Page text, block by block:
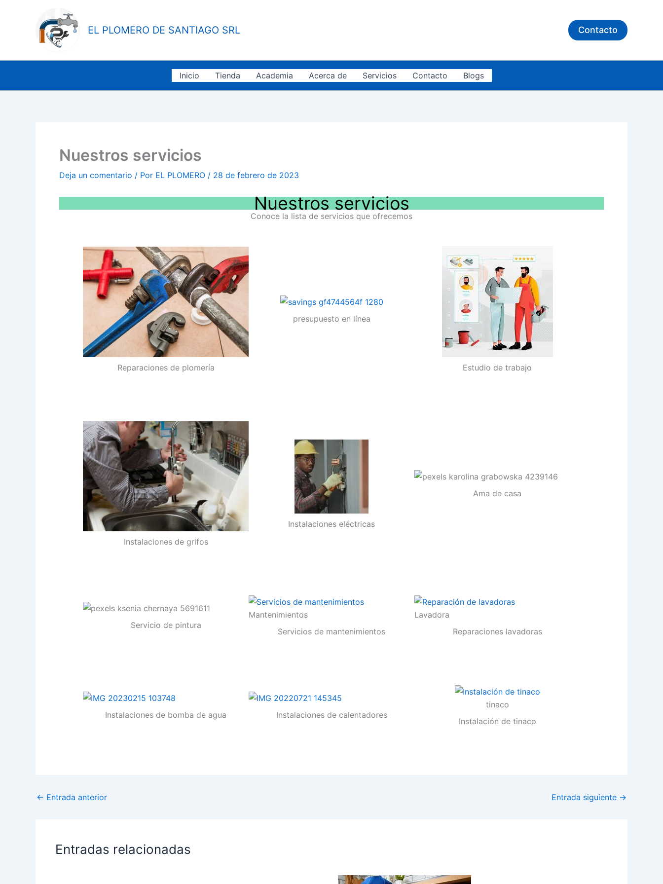
contenido
EL PLOMERO DE SANTIAGO SRL Contacto
Inicio Tienda Academia Acerca de Servicios Contacto Blogs
Nuestros servicios
Deja un comentario / Por EL PLOMERO / 28 de febrero de 2023
Nuestros servicios
Conoce la lista de servicios que ofrecemos
Reparaciones de plomería
presupuesto en línea
Estudio de trabajo
Instalaciones de grifos
Instalaciones eléctricas
Ama de casa
Servicio de pintura
Mantenimientos
Servicios de mantenimientos
Lavadora
Reparaciones lavadoras
Instalaciones de bomba de agua Instalaciones de calentadores
tinaco
Instalación de tinaco
← Entrada anterior Entrada siguiente →
Entradas relacionadas